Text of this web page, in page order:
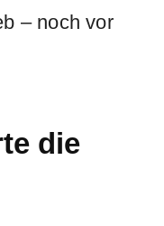
– noch vor
die